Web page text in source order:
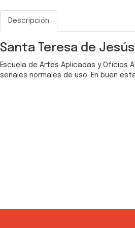
Descripción
Santa Teresa de
Escuela de Artes Aplicadas y Oficios
señales normales de uso. En buen